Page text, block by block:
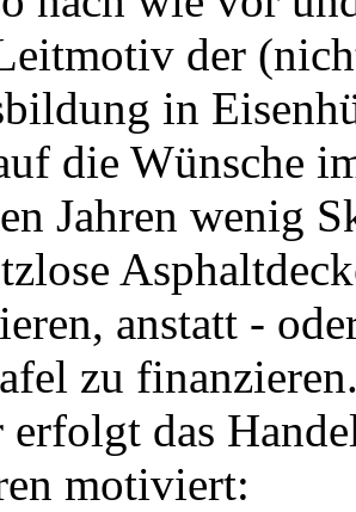
der
in
die Wünsche
Jahren wenig
anstatt -
zu
erfolgt das
motiviert: